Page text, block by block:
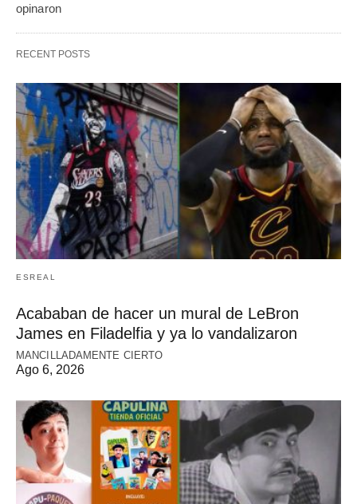
opinaron
RECENT POSTS
ESREAL
Acababan de hacer un mural de LeBron
James en Filadelfia y ya lo vandalizaron
MANCILLADAMENTE CIERTO
Ago 6, 2026